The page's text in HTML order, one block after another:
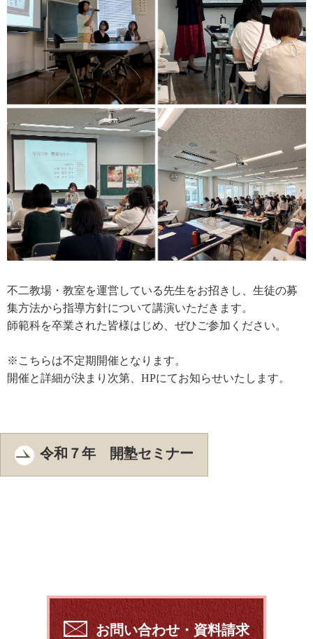
不二教場・教室を運営している先生をお招きし、生徒の募
集方法から指導方針について講演いただきます。
師範科を卒業された皆様はじめ、ぜひご参加ください。
※こちらは不定期開催となります。
開催と詳細が決まり次第、HPにてお知らせいたします。
令和７年 開塾セミナー
お問い合わせ・資料請求